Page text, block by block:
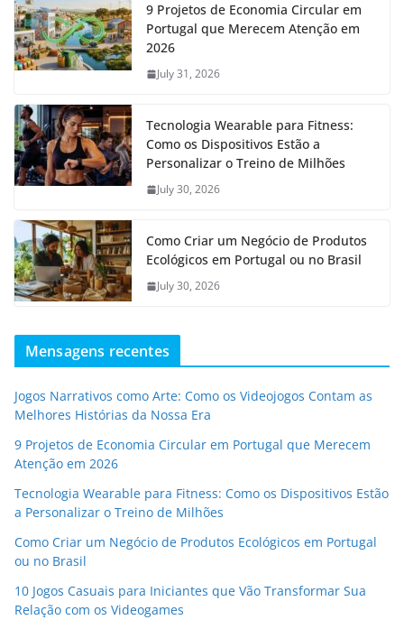
9 Projetos de Economia Circular em
Portugal que Merecem Atenção em
2026
July 31, 2026
Tecnologia Wearable para Fitness:
Como os Dispositivos Estão a
Personalizar o Treino de Milhões
July 30, 2026
Como Criar um Negócio de Produtos
Ecológicos em Portugal ou no Brasil
July 30, 2026
Mensagens recentes
Jogos Narrativos como Arte: Como os Videojogos Contam as
Melhores Histórias da Nossa Era
9 Projetos de Economia Circular em Portugal que Merecem
Atenção em 2026
Tecnologia Wearable para Fitness: Como os Dispositivos Estão
a Personalizar o Treino de Milhões
Como Criar um Negócio de Produtos Ecológicos em Portugal
ou no Brasil
10 Jogos Casuais para Iniciantes que Vão Transformar Sua
Relação com os Videogames